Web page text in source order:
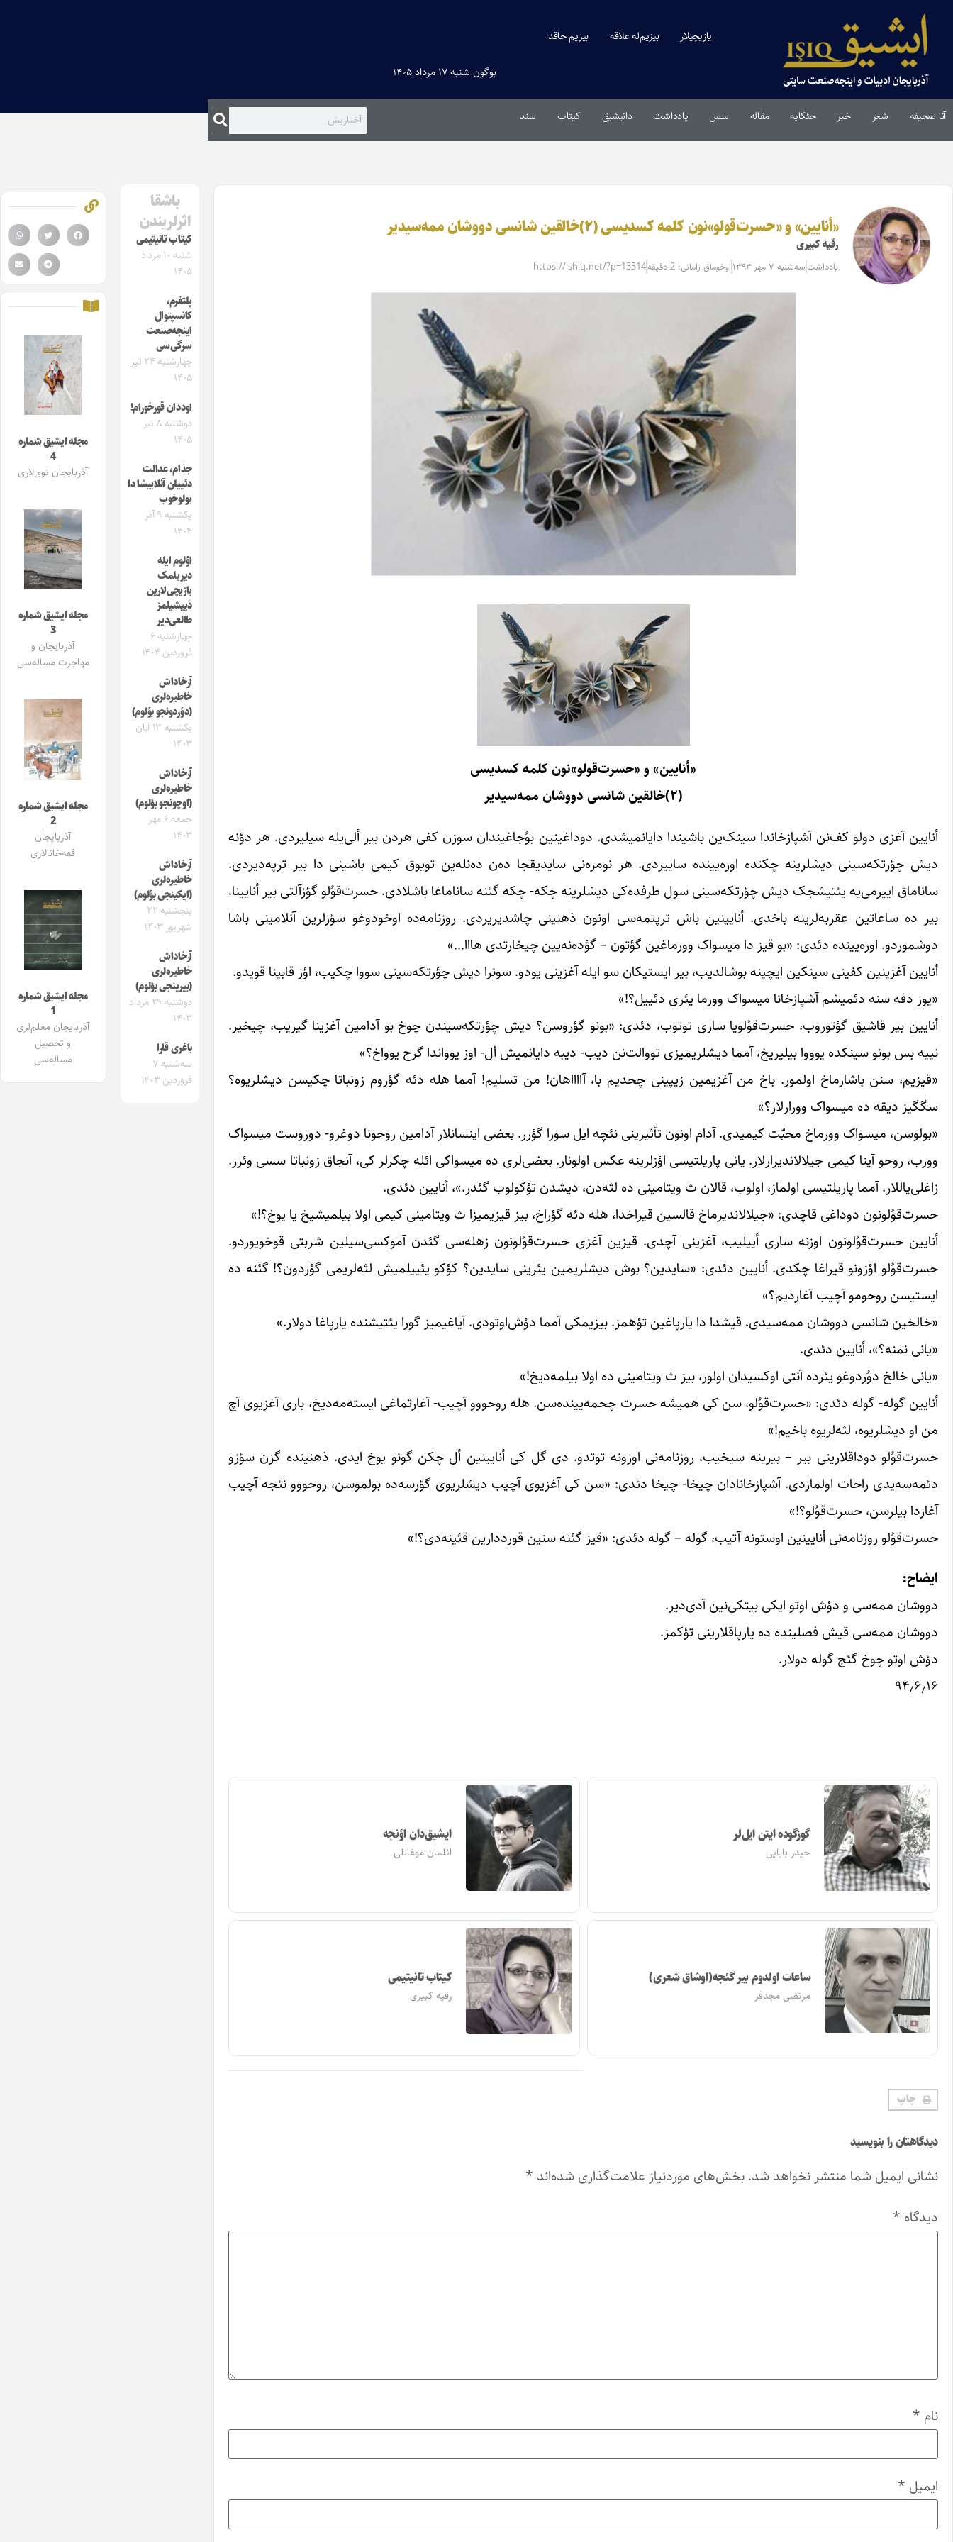
یازیچیلار بیزیم‌له علاقه بیزیم حاقدا
بوگون شنبه ۱۷ مرداد ۱۴۰۵
آنا صحیفه شعر خبر حئکایه مقاله‌ سس یادداشت دانیشیق کیتاب سند
«أنایین» و «حسرت‌قولو»نون کلمه کسدیسی (۲)خالقین شانسی دووشان ممه‌سیدیر
رقیه کبیری
یادداشتسه‌شنبه ۷ مهر ۱۳۹۴ اوخوماق زامانی: 2 دقیقه https://ishiq.net/?p=13314
«أنایین» و «حسرت‌قولو»نون کلمه کسدیسی
(۲) خالقین شانسی دووشان ممه‌سیدیر
أنایین آغزی دولو کف‌نن آشپازخاندا سینک‌ین باشیندا دایانمیشدی. دوداغینین بوُجاغیندان سوزن کفی هردن بیر ألی‌یله سیلیردی. هر دؤنه
دیش چؤرتکه‌سینی دیشلرینه چکنده اوره‌یینده ساییردی. هر نومره‌نی سایدیقجا ده‌ن ده‌نله‌ین‌ تویوق کیمی باشینی دا بیر ترپه‌دیردی.
ساناماق اییرمی‌یه یئتیشجک دیش چؤرتکه‌سینی سول طرفده‌کی دیشلرینه چکه- چکه گئنه ساناماغا باشلادی. حسرت‌قوُلو گؤزآلتی بیر أنایینا،
بیر ده ساعاتین عقربه‌لرینه باخدی. أنایینین باش ترپتمه‌سی اونون ذهنینی چاشدیریردی. روزنامه‌ده اوخودوغو سؤزلرین آنلامینی باشا
دوشموردو. اوره‌یینده دئدی: «بو قیز دا میسواک وورماغین گؤتون – گؤده‌نه‌یین چیخارتدی هااا…»
أنایین آغزینین کفینی سینکین ایچینه بوشالدیب، بیر ایستیکان سو ایله آغزینی یودو. سونرا دیش چؤرتکه‌سینی سووا چکیب، اؤز قابینا قویدو.
«یوز دفه سنه دئمیشم آشپازخانا میسواک وورما یئری دئییل؟!»
أنایین بیر قاشیق گؤتوروب، حسرت‌‌قوُلویا ساری توتوب، دئدی: «بونو گؤروسن؟ دیش چؤرتکه‌‌سیندن چوخ بو آدامین آغزینا گیریب، چیخیر.
نییه بس بونو سینکده یوووا بیلیریخ، آمما دیشلریمیزی تووالت‌‌نن دیب- دیبه دایانمیش أل- اوز یوواندا گرح یوواخ؟»
«قیزیم، سنن باشارماخ اولمور. باخ من آغزیمین زیپینی چحدیم با، آااااهان! من تسلیم! آمما هله دئه گؤروم زونباتا چکیسن دیشلریوه؟
سگگیز دیقه ده میسواک وورارلار؟»
«بولوسن، میسواک وورماخ محبّت کیمیدی. آدام اونون تأثیرینی نئچه ایل سورا گؤرر. بعضی اینسانلار آدامین روحونا دوغرو- دوروست میسواک
وورب، روحو آینا کیمی جیلالاندیرارلار. یانی پاریلتیسی اؤزلرینه عکس اولونار. بعضی‌لری ده میسواکی ائله چکرلر کی، آنجاق زونباتا سسی وئرر.
زاغلی‌یاللار. آمما پاریلتیسی اولماز، اولوب، قالان ث ویتامینی ده لثه‌دن، دیشدن تؤکولوب گئدر.»، أنایین دئدی.
حسرت‌قوُلونون دوداغی قاچدی: «جیلالاندیرماخ قالسین قیراخدا، هله دئه گؤراخ، بیز قیزیمیزا ث ویتامینی کیمی اولا بیلمیشیخ یا یوخ؟!»
أنایین حسرت‌قوُلونون اوزنه ساری أییلیب، آغزینی آچدی. قیزین آغزی حسرت‌قوُلونون زهله‌سی گئدن آموکسی‌سیلین شربتی قوخویوردو.
حسرت‌قوُلو اؤزونو قیراغا چکدی. أنایین دئدی: «سایدین؟ بوش دیشلریمین یئرینی سایدین؟ کؤکو یئییلمیش لثه‌لریمی گؤردون؟! گئنه ده
ایستیسن روحومو آچیب آغاردیم؟»
«خالخین شانسی دووشان ممه‌سیدی، قیشدا دا یارپاغین تؤهمز. بیزیمکی آمما دؤش‌اوتودی. آیاغیمیز گورا یئتیشنده یارپاغا دولار.»
«یانی نمنه؟»، أنایین دئدی.
«یانی خالخ دوُردوغو یئرده آنتی اوکسیدان اولور، بیز ث ویتامینی ده اولا بیلمه‌دیخ!»
أنایین گوله- گوله دئدی: «حسرت‌قوُلو، سن کی همیشه حسرت چحمه‌یینده‌سن. هله روحووو آچیب- آغارتماغی ایسته‌مه‌دیخ، باری آغزیوی آچ
من او دیشلریوه، لثه‌لریوه باخیم!»
حسرت‌قوُلو دوداقلارینی بیر – بیرینه سیخیب، روزنامه‌نی اوزونه توتدو. دی گل کی أنایینین أل چکن گونو یوخ ‌ایدی. ذهنینده گزن سؤزو
دئمه‌سه‌یدی راحات اولمازدی. آشپازخانادان چیخا- چیخا دئدی: «سن کی آغزیوی آچیب دیشلریوی گؤرسه‌ده بولموسن، روحووو نئجه آچیب
آغاردا بیلرسن، حسرت‌قوُلو؟!»
حسرت‌قوُلو روزنامه‌نی أنایینین اوستونه آتیب، گوله – گوله دئدی: «قیز گئنه سنین قورددارین قئینه‌دی؟!»
ایضاح:
دووشان ممه‌سی و دؤش اوتو ایکی بیتکی‌نین آدی‌دیر.
دووشان ممه‌سی قیش فصلینده ده یارپاقلارینی تؤکمز.
دؤش اوتو چوخ گئج گوله دولار.
۹۴٫۶٫۱۶
گوزگوده ایتن ایل‌لر
حیدر بابایی
ایشیق‌دان اؤنجه
ائلمان موغانلی
ساعات اولدوم بیر گئجه(اوشاق شعری)
مرتضی مجدفر
کیتاب تانیتیمی
رقیه کبیری
چاپ
دیدگاهتان را بنویسید
نشانی ایمیل شما منتشر نخواهد شد. بخش‌های موردنیاز علامت‌گذاری شده‌اند *
دیدگاه *
نام *
ایمیل *
باشقا
اثرلریندن
کیتاب تانیتیمی
شنبه ۱۰ مرداد
۱۴۰۵
پلتفرم،
کانسپتوال
اینجه‌صنعت
سرگی‌سی
چهارشنبه ۲۴ تیر
۱۴۰۵
اوددان قورخورام!
دوشنبه ۸ تیر
۱۴۰۵
جذام، عدالت
دئییلن آنلاییشا دا
یولوخوب
یکشنبه ۹ آذر
۱۴۰۴
اؤلوم ایله
دیریلمک
یازیچی‌لارین
دَییشیلمز
طالعی‌دیر
چهارشنبه ۶
فروردین ۱۴۰۴
آرخاداش
خاطیره‌لری
(دؤردونجو بؤلوم)
یکشنبه ۱۳ آبان
۱۴۰۳
آرخاداش
خاطیره‌لری
(اوچونجو بؤلوم)
جمعه ۶ مهر
۱۴۰۳
آرخاداش
خاطیره‌لری
(ایکینجی بؤلوم)
پنجشنبه ۲۲
شهریور ۱۴۰۳
آرخاداش
خاطیره‌لری
(بیرینجی بؤلوم)
دوشنبه ۲۹ مرداد
۱۴۰۳
باغری قارا
سه‌شنبه ۷
فروردین ۱۴۰۳
مجله ایشیق شماره
4
آذربایجان توی‌لاری
مجله ایشیق شماره
3
آذربایجان و
مهاجرت مساله‌سی
مجله ایشیق شماره
2
آذربایجان
قفه‌خانالاری
مجله ایشیق شماره
1
آذربایجان معلم‌لری
و تحصیل
مساله‌سی